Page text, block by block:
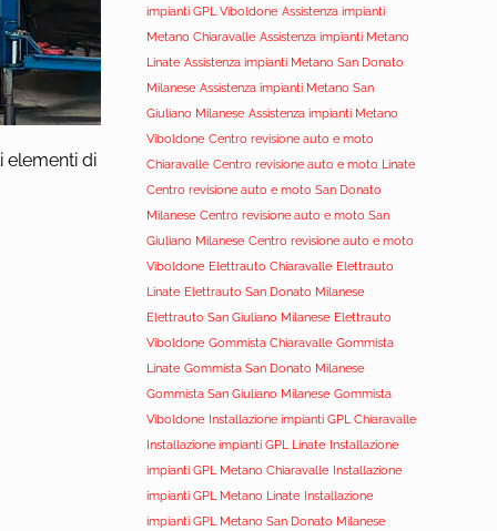
elementi di
impianti GPL Viboldone Assistenza impianti
Metano Chiaravalle Assistenza impianti Metano
Linate Assistenza impianti Metano San Donato
Milanese Assistenza impianti Metano San
Giuliano Milanese Assistenza impianti Metano
Viboldone Centro revisione auto e moto
Chiaravalle Centro revisione auto e moto Linate
Centro revisione auto e moto San Donato
Milanese Centro revisione auto e moto San
Giuliano Milanese Centro revisione auto e moto
Viboldone Elettrauto Chiaravalle Elettrauto
Linate Elettrauto San Donato Milanese
Elettrauto San Giuliano Milanese Elettrauto
Viboldone Gommista Chiaravalle Gommista
Linate Gommista San Donato Milanese
Gommista San Giuliano Milanese Gommista
Viboldone Installazione impianti GPL Chiaravalle
Installazione impianti GPL Linate Installazione
impianti GPL Metano Chiaravalle Installazione
impianti GPL Metano Linate Installazione
impianti GPL Metano San Donato Milanese